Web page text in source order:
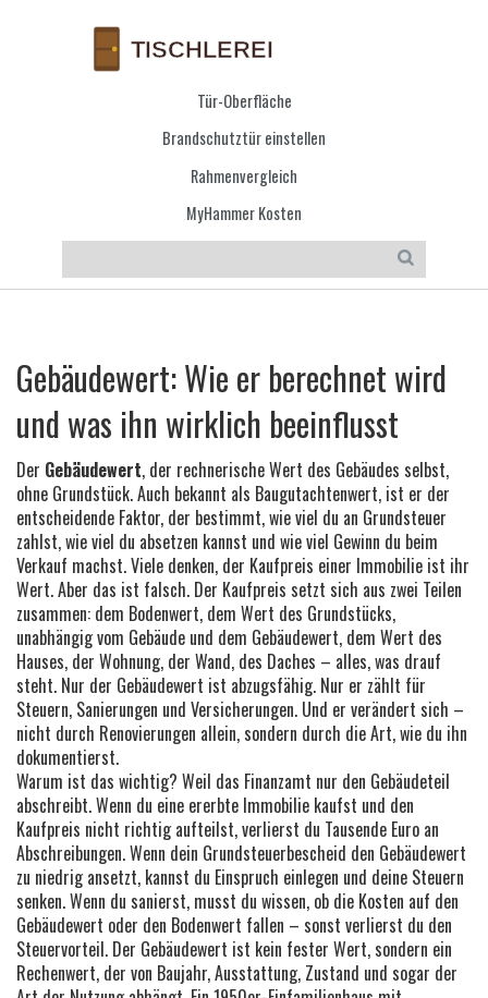
Tür-Oberfläche
Brandschutztür einstellen
Rahmenvergleich
MyHammer Kosten
Gebäudewert: Wie er berechnet wird
und was ihn wirklich beeinflusst
Der Gebäudewert, der rechnerische Wert des Gebäudes selbst,
ohne Grundstück. Auch bekannt als Baugutachtenwert, ist er der
entscheidende Faktor, der bestimmt, wie viel du an Grundsteuer
zahlst, wie viel du absetzen kannst und wie viel Gewinn du beim
Verkauf machst.Viele denken, der Kaufpreis einer Immobilie ist ihr
Wert. Aber das ist falsch. Der Kaufpreis setzt sich aus zwei Teilen
zusammen: dem Bodenwert, dem Wert des Grundstücks,
unabhängig vom Gebäude und dem Gebäudewert, dem Wert des
Hauses, der Wohnung, der Wand, des Daches – alles, was drauf
steht. Nur der Gebäudewert ist abzugsfähig. Nur er zählt für
Steuern, Sanierungen und Versicherungen. Und er verändert sich –
nicht durch Renovierungen allein, sondern durch die Art, wie du ihn
dokumentierst.
Warum ist das wichtig? Weil das Finanzamt nur den Gebäudeteil
abschreibt. Wenn du eine ererbte Immobilie kaufst und den
Kaufpreis nicht richtig aufteilst, verlierst du Tausende Euro an
Abschreibungen. Wenn dein Grundsteuerbescheid den Gebäudewert
zu niedrig ansetzt, kannst du Einspruch einlegen und deine Steuern
senken. Wenn du sanierst, musst du wissen, ob die Kosten auf den
Gebäudewert oder den Bodenwert fallen – sonst verlierst du den
Steuervorteil. Der Gebäudewert ist kein fester Wert, sondern ein
Rechenwert, der von Baujahr, Ausstattung, Zustand und sogar der